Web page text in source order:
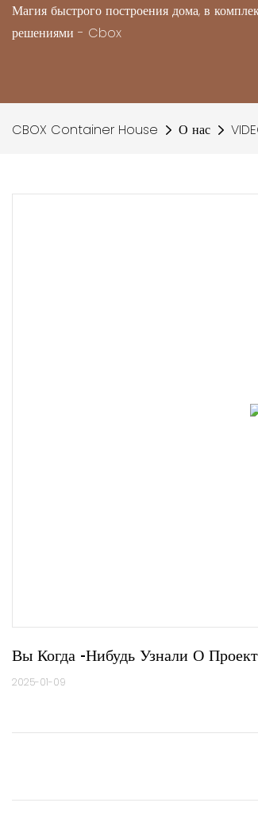
Магия быстрого построения дома, в
решениями - Cbox
CBOX Container House О нас
Вы Когда -нибудь Узнали О
2025-01-09